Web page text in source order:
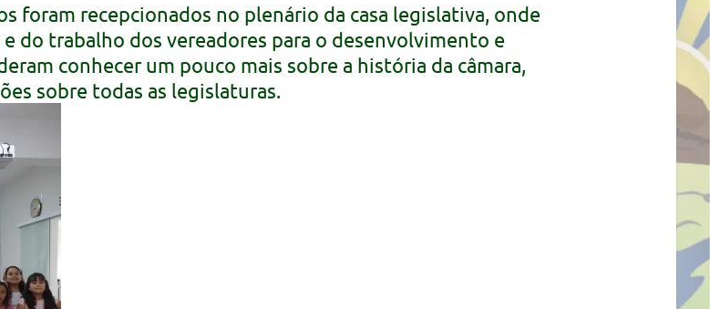
foram recepcionados no plenário da casa legislativa, onde
do trabalho dos vereadores para o desenvolvimento e
conhecer um pouco mais sobre a história da câmara,
sobre todas as legislaturas.